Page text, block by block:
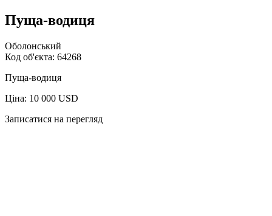
Пуща-водиця
Оболонський
Код об'єкта: 64268
Пуща-водиця
Ціна: 10 000 USD
Записатися на перегляд